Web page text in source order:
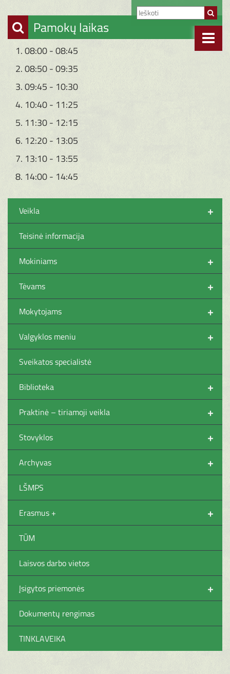
Pamokų laikas
1. 08:00 - 08:45
2. 08:50 - 09:35
3. 09:45 - 10:30
4. 10:40 - 11:25
5. 11:30 - 12:15
6. 12:20 - 13:05
7. 13:10 - 13:55
8. 14:00 - 14:45
+
Veikla
Teisinė informacija
+
Mokiniams
+
Tėvams
+
Mokytojams
+
Valgyklos meniu
Sveikatos specialistė
+
Biblioteka
+
Praktinė – tiriamoji veikla
+
Stovyklos
+
Archyvas
LŠMPS
+
Erasmus +
TŪM
Laisvos darbo vietos
+
Įsigytos priemonės
Dokumentų rengimas
TINKLAVEIKA